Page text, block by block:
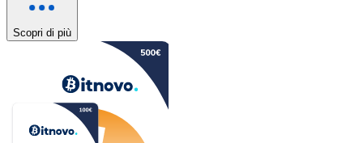
Scopri di più